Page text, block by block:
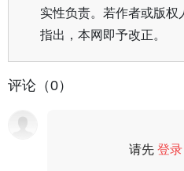
实性负责。若作者或版
指出，本网即予改正。
评论（0）
请先登录